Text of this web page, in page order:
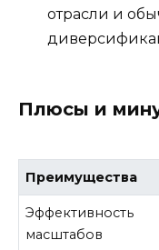
отрасли и
Плюсы и
Преимущества
Эффективность
масштабов